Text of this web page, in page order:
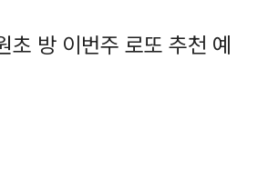
초 방 이번주 로또 추천 예